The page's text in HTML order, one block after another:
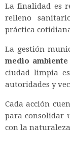
La finalidad es
relleno
práctica
La gestión
medio ambiente
ciudad limpia
autoridades y
Cada acción
para consolidar
con la